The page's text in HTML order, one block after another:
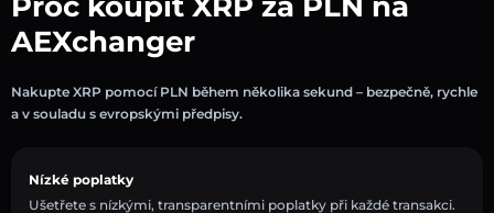
AEXchanger
Nakupte XRP pomocí PLN během několika sekund – bezpečně, rychle
a v souladu s evropskými předpisy.
Nízké poplatky
Ušetřete s nízkými, transparentními poplatky při každé transakci.